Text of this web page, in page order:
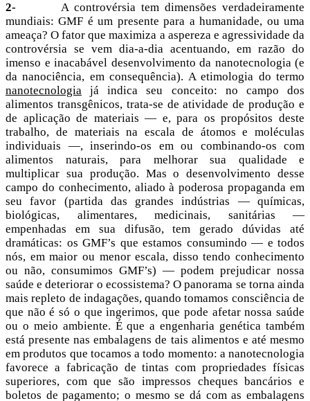
2- A controvérsia tem dimensões verdadeiramente
mundiais: GMF é um presente para a humanidade, ou uma
ameaça? O fator que maximiza a aspereza e agressividade da
controvérsia se vem dia-a-dia acentuando, em razão do
imenso e inacabável desenvolvimento da nanotecnologia (e
da nanociência, em consequência). A etimologia do termo
nanotecnologia já indica seu conceito: no campo dos
alimentos transgênicos, trata-se de atividade de produção e
de aplicação de materiais — e, para os propósitos deste
trabalho, de materiais na escala de átomos e moléculas
individuais —, inserindo-os em ou combinando-os com
alimentos naturais, para melhorar sua qualidade e
multiplicar sua produção. Mas o desenvolvimento desse
campo do conhecimento, aliado à poderosa propaganda em
seu favor (partida das grandes indústrias — químicas,
biológicas, alimentares, medicinais, sanitárias —
empenhadas em sua difusão, tem gerado dúvidas até
dramáticas: os GMF’s que estamos consumindo — e todos
nós, em maior ou menor escala, disso tendo conhecimento
ou não, consumimos GMF’s) — podem prejudicar nossa
saúde e deteriorar o ecossistema? O panorama se torna ainda
mais repleto de indagações, quando tomamos consciência de
que não é só o que ingerimos, que pode afetar nossa saúde
ou o meio ambiente. É que a engenharia genética também
está presente nas embalagens de tais alimentos e até mesmo
em produtos que tocamos a todo momento: a nanotecnologia
favorece a fabricação de tintas com propriedades físicas
superiores, com que são impressos cheques bancários e
boletos de pagamento; o mesmo se dá com as embalagens